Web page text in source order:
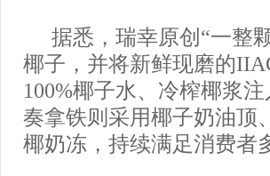
据悉，瑞幸原创“一整
椰子，并将新鲜现磨的
100%椰子水、冷榨椰浆
奏拿铁则采用椰子奶油顶
椰奶冻，持续满足消费者